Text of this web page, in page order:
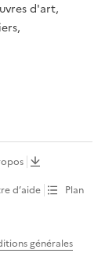
d'art,
d’aide
Plan
générales